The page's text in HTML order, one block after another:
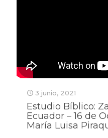
3 junio, 2021
Estudio Bíblico:
Ecuador – 16 de
María Luisa